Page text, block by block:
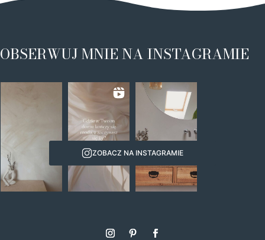
OBSERWUJ MNIE NA INSTAGRAMIE
ZOBACZ NA INSTAGRAMIE